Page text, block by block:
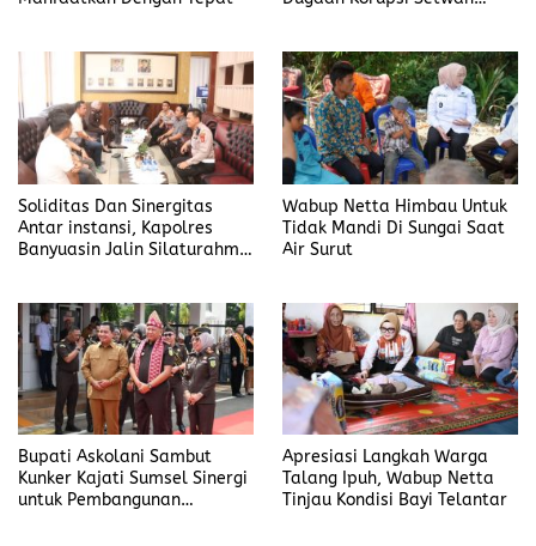
Soliditas Dan Sinergitas
Antar instansi, Kapolres
Banyuasin Jalin Silaturahmi
Wabup Netta Himbau Untuk
Tidak Mandi Di Sungai Saat
Air Surut
Bupati Askolani Sambut
Kunker Kajati Sumsel Sinergi
untuk Pembangunan
Apresiasi Langkah Warga
Talang Ipuh, Wabup Netta
Tinjau Kondisi Bayi Telantar